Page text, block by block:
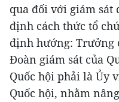
qua đối với giám sát
định cách thức tổ
định hướng: Trưởng
Đoàn giám sát của
Quốc hội phải là Ủy
Quốc hội, nhằm